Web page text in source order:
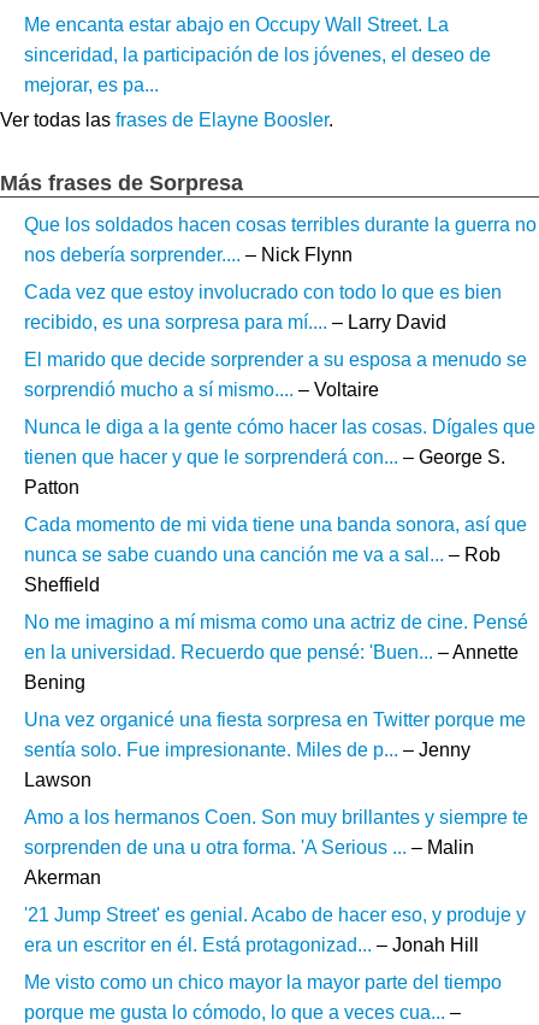
Me encanta estar abajo en Occupy Wall Street. La
sinceridad, la participación de los jóvenes, el deseo de
mejorar, es pa...
Ver todas las frases de Elayne Boosler.
Más frases de Sorpresa
Que los soldados hacen cosas terribles durante la guerra no
nos debería sorprender.... – Nick Flynn
Cada vez que estoy involucrado con todo lo que es bien
recibido, es una sorpresa para mí.... – Larry David
El marido que decide sorprender a su esposa a menudo se
sorprendió mucho a sí mismo.... – Voltaire
Nunca le diga a la gente cómo hacer las cosas. Dígales que
tienen que hacer y que le sorprenderá con... – George S.
Patton
Cada momento de mi vida tiene una banda sonora, así que
nunca se sabe cuando una canción me va a sal... – Rob
Sheffield
No me imagino a mí misma como una actriz de cine. Pensé
en la universidad. Recuerdo que pensé: 'Buen... – Annette
Bening
Una vez organicé una fiesta sorpresa en Twitter porque me
sentía solo. Fue impresionante. Miles de p... – Jenny
Lawson
Amo a los hermanos Coen. Son muy brillantes y siempre te
sorprenden de una u otra forma. 'A Serious ... – Malin
Akerman
'21 Jump Street' es genial. Acabo de hacer eso, y produje y
era un escritor en él. Está protagonizad... – Jonah Hill
Me visto como un chico mayor la mayor parte del tiempo
porque me gusta lo cómodo, lo que a veces cua... –